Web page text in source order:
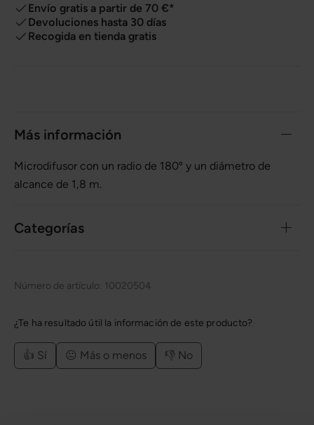
Envío gratis a partir de 70 €*
Devoluciones hasta 30 días
Recogida en tienda gratis
Más información
Microdifusor con un radio de 180º y un diámetro de
alcance de 1,8 m.
Categorías
Número de artículo: 10020504
¿Te ha resultado útil la información de este producto?
👍 Sí 😐 Más o menos 👎 No